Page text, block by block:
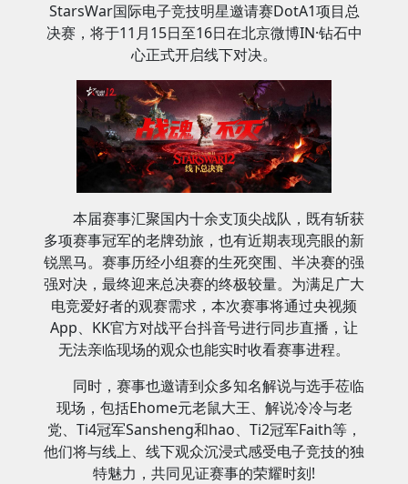
StarsWar国际电子竞技明星邀请赛DotA1项目总
决赛，将于11月15日至16日在北京微博IN·钻石中
心正式开启线下对决。
本届赛事汇聚国内十余支顶尖战队，既有斩获
多项赛事冠军的老牌劲旅，也有近期表现亮眼的新
锐黑马。赛事历经小组赛的生死突围、半决赛的强
强对决，最终迎来总决赛的终极较量。为满足广大
电竞爱好者的观赛需求，本次赛事将通过央视频
App、KK官方对战平台抖音号进行同步直播，让
无法亲临现场的观众也能实时收看赛事进程。
同时，赛事也邀请到众多知名解说与选手莅临
现场，包括Ehome元老鼠大王、解说冷冷与老
党、Ti4冠军Sansheng和hao、Ti2冠军Faith等，
他们将与线上、线下观众沉浸式感受电子竞技的独
特魅力，共同见证赛事的荣耀时刻!